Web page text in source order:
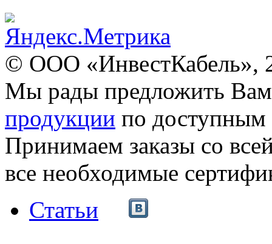
© ООО «ИнвестКабель»,
Мы рады предложить
продукции по доступным
Принимаем заказы со
все необходимые
Статьи